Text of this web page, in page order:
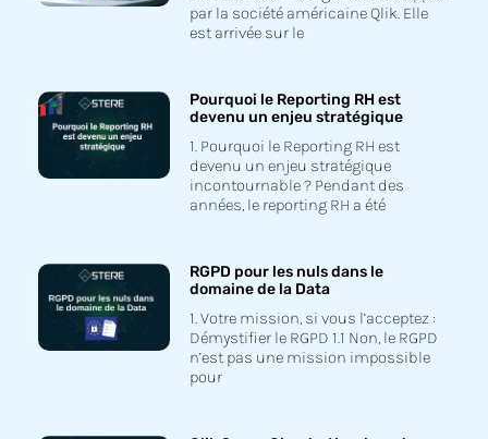
par la société américaine Qlik. Elle
est arrivée sur le
Pourquoi le Reporting RH est
devenu un enjeu stratégique
1. Pourquoi le Reporting RH est
devenu un enjeu stratégique
incontournable ? Pendant des
années, le reporting RH a été
RGPD pour les nuls dans le
domaine de la Data
1. Votre mission, si vous l’acceptez :
Démystifier le RGPD 1.1 Non, le RGPD
n’est pas une mission impossible
pour